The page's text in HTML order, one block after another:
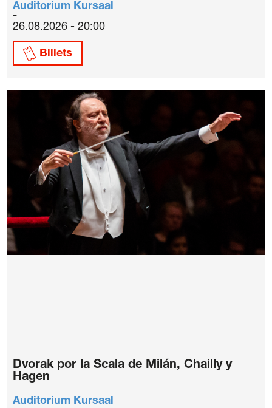
Auditorium Kursaal
26.08.2026 - 20:00
Billets
Dvorak por la Scala de Milán, Chailly y
Hagen
Auditorium Kursaal